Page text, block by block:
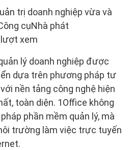
trị doanh nghiệp vừa và
cụNhà phát
lượt xem
lý doanh nghiệp được
dựa trên phương pháp tư
nền tảng công nghệ hiện
toàn diện. 1Office không
phần mềm quản lý, mà
trường làm việc trực tuyến